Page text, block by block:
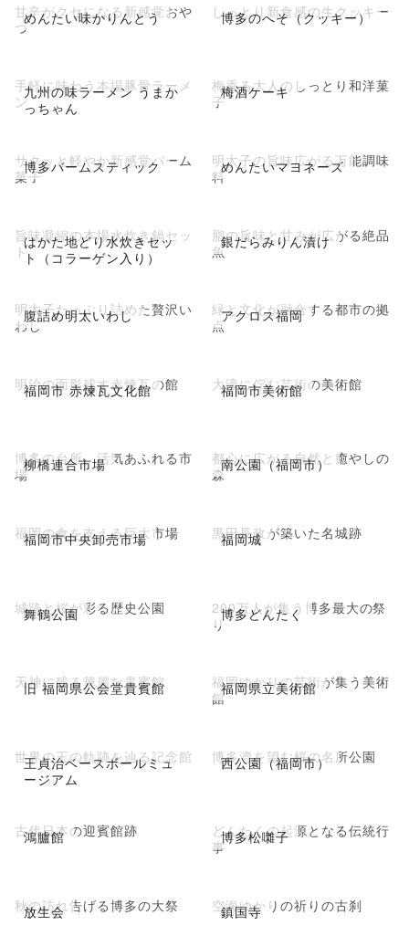
めんたい味かりんとう
甘辛がクセになる新感覚おや
つ
博多のへそ（クッキー）
しっとり新食感の生クッキー
九州の味ラーメン うまか
っちゃん
手軽に味わう本場豚骨ラーメ
ン
梅酒ケーキ
梅香る大人のしっとり和洋菓
子
博多バームスティック
サクッと軽やか新感覚バーム
菓子
めんたいマヨネーズ
明太子の旨味広がる万能調味
料
はかた地どり水炊きセッ
ト（コラーゲン入り）
旨味凝縮の本場水炊き鍋セッ
ト
銀だらみりん漬け
脂の旨味と甘みが広がる絶品
魚
腹詰め明太いわし
明太子たっぷり詰めた贅沢い
わし
アクロス福岡
緑と文化が融合する都市の拠
点
福岡市 赤煉瓦文化館
明治の面影残す赤煉瓦の館 福岡市美術館
大濠に佇む芸術の美術館
柳橋連合市場
博多の台所、活気あふれる市
場
南公園（福岡市）
都心に広がる自然と癒やしの
森
福岡市中央卸売市場
福岡の食を支える巨大市場 福岡城
黒田長政が築いた名城跡
舞鶴公園
城跡と桜が彩る歴史公園 博多どんたく
200万人が集う博多最大の祭
り
旧 福岡県公会堂貴賓館
天神に残る華麗な貴賓館 福岡県立美術館
福岡ゆかりの芸術が集う美術
館
王貞治ベースボールミュ
ージアム
世界の王の軌跡を辿る記念館 西公園（福岡市）
博多湾を望む桜の名所公園
鴻臚館
古代日本の迎賓館跡 博多松囃子
どんたくの起源となる伝統行
事
放生会
秋の訪れ告げる博多の大祭 鎮国寺
空海ゆかりの祈りの古刹